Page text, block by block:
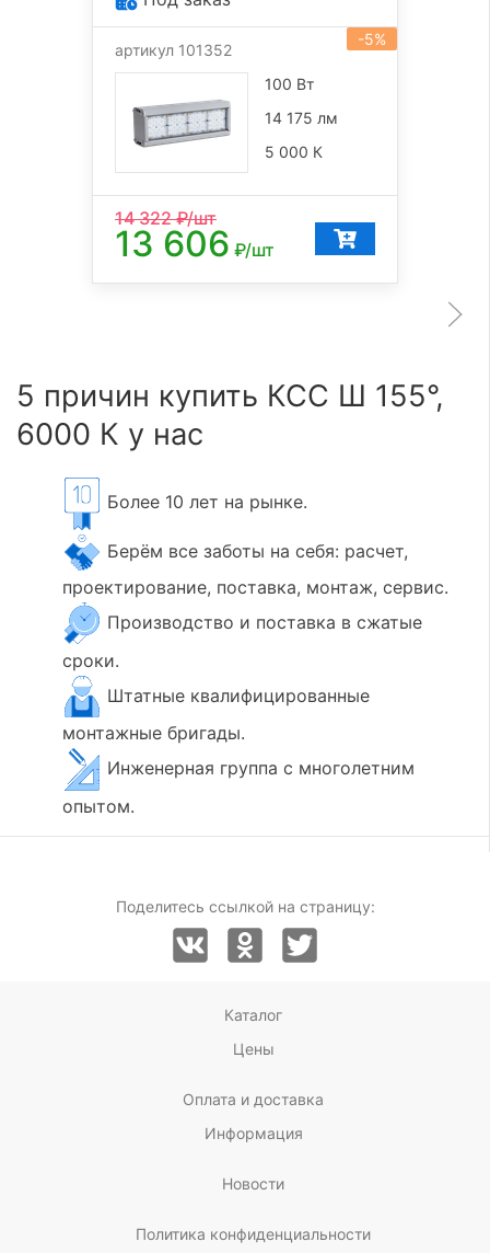
-5%
артикул 101352
100 Вт
14 175 лм
5 000 К
14 322₽/шт
13 606 ₽/шт
5 причин купить КСС Ш 155°,
6000 К у нас
Более 10 лет на рынке.
Берём все заботы на себя: расчет,
проектирование, поставка, монтаж, сервис.
Производство и поставка в сжатые
сроки.
Штатные квалифицированные
монтажные бригады.
Инженерная группа с многолетним
опытом.
Поделитесь ссылкой на страницу:
Каталог
Цены
Оплата и доставка
Информация
Новости
Политика конфиденциальности